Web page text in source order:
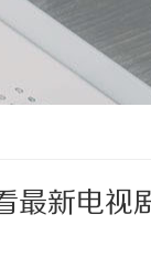
最新电视